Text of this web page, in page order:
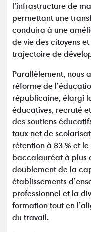
l’infrastructure de
permettant une
conduira à une
de vie des citoyens
trajectoire de
Parallèlement, nous
réforme de
républicaine, élargi
éducatives, recruté
des soutiens
taux net de
rétention à 83 % et
baccalauréat à plus
doublement de la
établissements
professionnel et la
formation tout en
du travail.